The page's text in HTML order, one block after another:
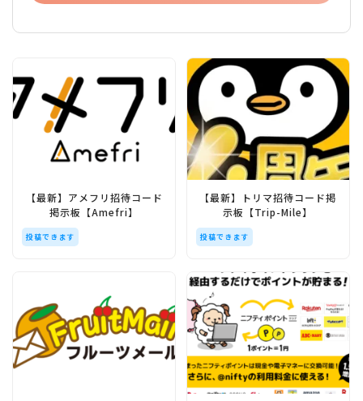
【最新】アメフリ招待コード
掲示板【Amefri】
投稿できます
【最新】トリマ招待コード掲
示板【Trip-Mile】
投稿できます